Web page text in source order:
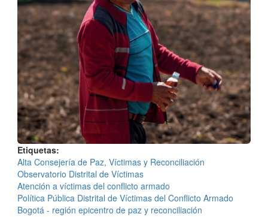
Etiquetas
Alta Consejería de Paz, Víctimas y Reconciliación
Observatorio Distrital de Víctimas
Atención a víctimas del conflicto armado
Política Pública Distrital de Víctimas del Conflicto Armado
Bogotá - región epicentro de paz y reconciliación